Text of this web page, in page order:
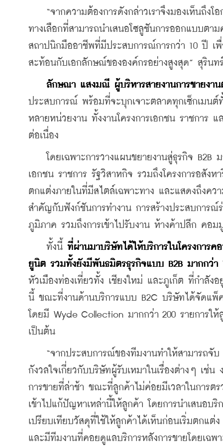
“จากความต้องการดังกล่าวเราจึงมองเห็นถึงโ
ทางเลือกที่สามารถนำเสนอโซลูชันการออกแบบต
สถาปนิกมืออาชีพที่มีประสบการณ์การกว่า 10 ปี เ
สะท้อนกับเอกลักษณ์ขององค์กรอย่างสูงสุด” สุรินท
ลักษณา แสงมณี ผู้บริหารสายงานการขายงาน
ประสบการณ์ พร้อมที่จะบุกเจาะตลาดทุกเซ็กเมน
หลายหน่วยงาน ทั้งงานโครงการเอกชน ราชการ
ต่อเนื่อง
โดยเฉพาะการวางแผนขยายงานสู่ธุรกิจ B2B
เอกชน ราชการ รัฐวิสาหกิจ รวมถึงโครงการอสัง
ตกแต่งภายในที่มีสไตล์เฉพาะทาง และแสดงถึงคว
สำคัญกับฟังก์ชันการทำงาน การสร้างประสบการ
ภูมิภาค รวมถึงการเข้าไปรับงาน ห้างค้าปลีก คอ
ทั้งนี้ ที่ผ่านมาบริษัทได้ให้บริการในโครงการ
ยูนิต รวมทั้งยังมีพันธมิตรธุรกิจแบบ B2B มากกว่า
หัวเมืองท่องเที่ยวทั้ง เชียงใหม่ และภูเก็ต ที่กำลัง
นี้ ขณะที่งานด้านบริการแบบ B2C บริษัทได้จัดแพ็
โดยมี Wyde Collection มากกว่า 200 รายการใ
เป็นต้น
“จากประสบการณ์ของทีมงานทำให้สามารถจับ
กังวลใจเกี่ยวกับบริษัทผู้รับเหมาในเรื่องต่างๆ เช่
การขายที่ล่าช้า ขณะที่ลูกค้าไม่ค่อยมีเวลาในการ
เข้าไปแก้ปัญหาเหล่านี้ให้ลูกค้า โดยการนำเสนอบ
เปรียบเทียบวัสดุที่ใช้ให้ลูกค้าได้เห็นก่อนเริ่มตกแต่
และมีทีมงานที่คอยดูแลบริการหลังการขายโดยเฉ